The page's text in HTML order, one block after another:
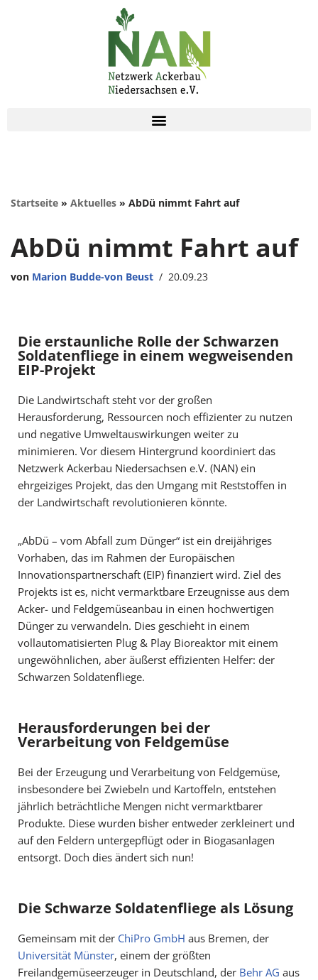
Startseite » Aktuelles » AbDü nimmt Fahrt auf
AbDü nimmt Fahrt auf
von Marion Budde-von Beust 20.09.23
Die erstaunliche Rolle der Schwarzen
Soldatenfliege in einem wegweisenden
EIP-Projekt
Die Landwirtschaft steht vor der großen
Herausforderung, Ressourcen noch effizienter zu nutzen
und negative Umweltauswirkungen weiter zu
minimieren. Vor diesem Hintergrund koordiniert das
Netzwerk Ackerbau Niedersachsen e.V. (NAN) ein
ehrgeiziges Projekt, das den Umgang mit Reststoffen in
der Landwirtschaft revolutionieren könnte.
„AbDü – vom Abfall zum Dünger“ ist ein dreijähriges
Vorhaben, das im Rahmen der Europäischen
Innovationspartnerschaft (EIP) finanziert wird. Ziel des
Projekts ist es, nicht vermarktbare Erzeugnisse aus dem
Acker- und Feldgemüseanbau in einen hochwertigen
Dünger zu verwandeln. Dies geschieht in einem
vollautomatisierten Plug & Play Bioreaktor mit einem
ungewöhnlichen, aber äußerst effizienten Helfer: der
Schwarzen Soldatenfliege.
Herausforderungen bei der
Verarbeitung von Feldgemüse
Bei der Erzeugung und Verarbeitung von Feldgemüse,
insbesondere bei Zwiebeln und Kartoffeln, entstehen
jährlich beträchtliche Mengen nicht vermarktbarer
Produkte. Diese wurden bisher entweder zerkleinert und
auf den Feldern untergepflügt oder in Biogasanlagen
entsorgt. Doch dies ändert sich nun!
Die Schwarze Soldatenfliege als Lösung
Gemeinsam mit der ChiPro GmbH aus Bremen, der
Universität Münster, einem der größten
Freilandgemüseerzeuger in Deutschland, der Behr AG aus